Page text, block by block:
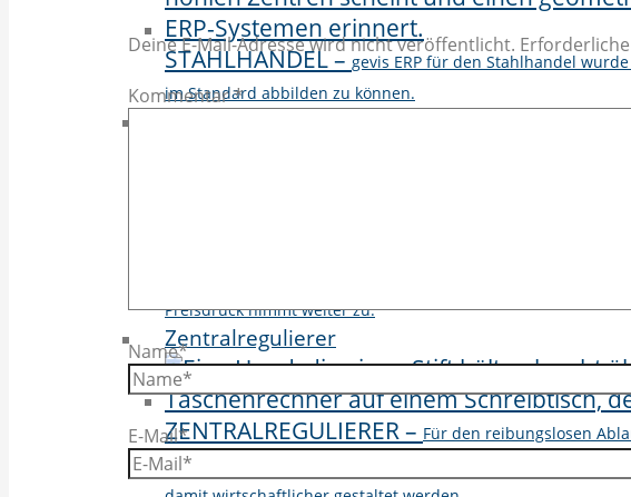
STAHLHANDEL– gevis ERP für den Stahlhandel
im Standard abbilden zu können.
Auch der technische
Digitalisierung betroffen. Der Markt verändert sich und
Preisdruck nimmt weiter zu.
Zentralregulierer
ZENTRALREGULIERER– Für den reibungslosen
grundlegende Voraussetzung. Wir haben es uns zur
Deine E-Mail-Adresse wird nicht veröffentlicht.
Kommentar*
Name*
E-Mail*